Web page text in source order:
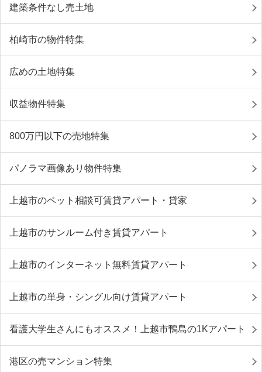
建築条件なし売土地
柏崎市の物件特集
広めの土地特集
収益物件特集
800万円以下の売地特集
パノラマ画像あり物件特集
上越市のペット相談可賃貸アパート・貸家
上越市のサンルーム付き賃貸アパート
上越市のインターネット無料賃貸アパート
上越市の単身・シングル向け賃貸アパート
看護大学生さんにもオススメ！上越市鴨島の1Kアパート
港区の売マンション特集